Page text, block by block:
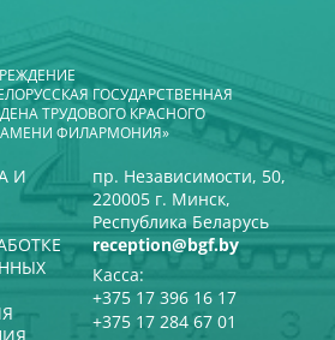
ГОСУДАРСТВЕННАЯ
ТРУДОВОГО КРАСНОГО
ФИЛАРМОНИЯ»
И
пр. Независимости, 50,
220005 г. Минск,
Республика Беларусь
reception@bgf.by
Касса:
+375 17 396 16 17
+375 17 284 67 01